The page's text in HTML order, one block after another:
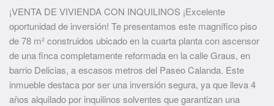
¡VENTA DE VIVIENDA CON INQUILINOS ¡Excelente
oportunidad de inversión! Te presentamos este magnífico piso
de 78 m² construidos ubicado en la cuarta planta con ascensor
de una finca completamente reformada en la calle Graus, en
barrio Delicias, a escasos metros del Paseo Calanda. Este
inmueble destaca por ser una inversión segura, ya que lleva 4
años alquilado por inquilinos solventes que garantizan una